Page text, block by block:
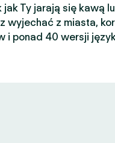
Ty jarają się kawą
wyjechać z miasta,
i ponad 40 wersji